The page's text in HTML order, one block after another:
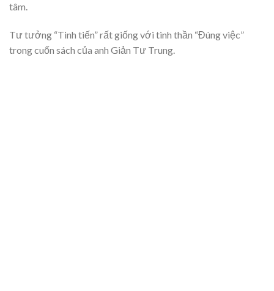
tâm.
Tư tưởng “Tinh tiến” rất giống với tinh thần “Đúng việc”
trong cuốn sách của anh Giản Tư Trung.